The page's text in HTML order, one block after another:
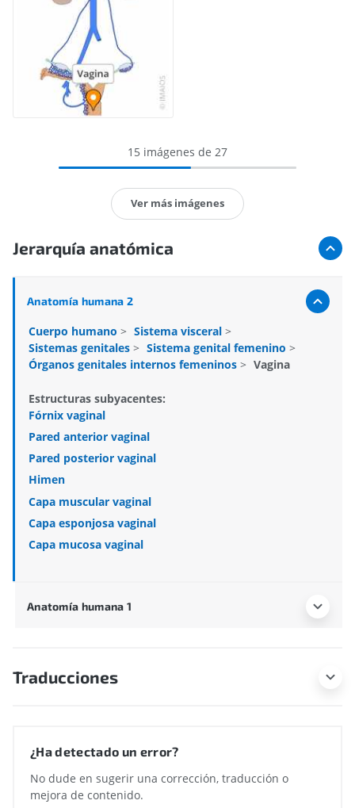
15 imágenes de 27
Ver más imágenes
Jerarquía anatómica
Anatomía humana 2
Cuerpo humano > Sistema visceral >
Sistemas genitales > Sistema genital femenino >
Órganos genitales internos femeninos > Vagina
Estructuras subyacentes:
Fórnix vaginal
Pared anterior vaginal
Pared posterior vaginal
Himen
Capa muscular vaginal
Capa esponjosa vaginal
Capa mucosa vaginal
Anatomía humana 1
Traducciones
¿Ha detectado un error?
No dude en sugerir una corrección, traducción o
mejora de contenido.